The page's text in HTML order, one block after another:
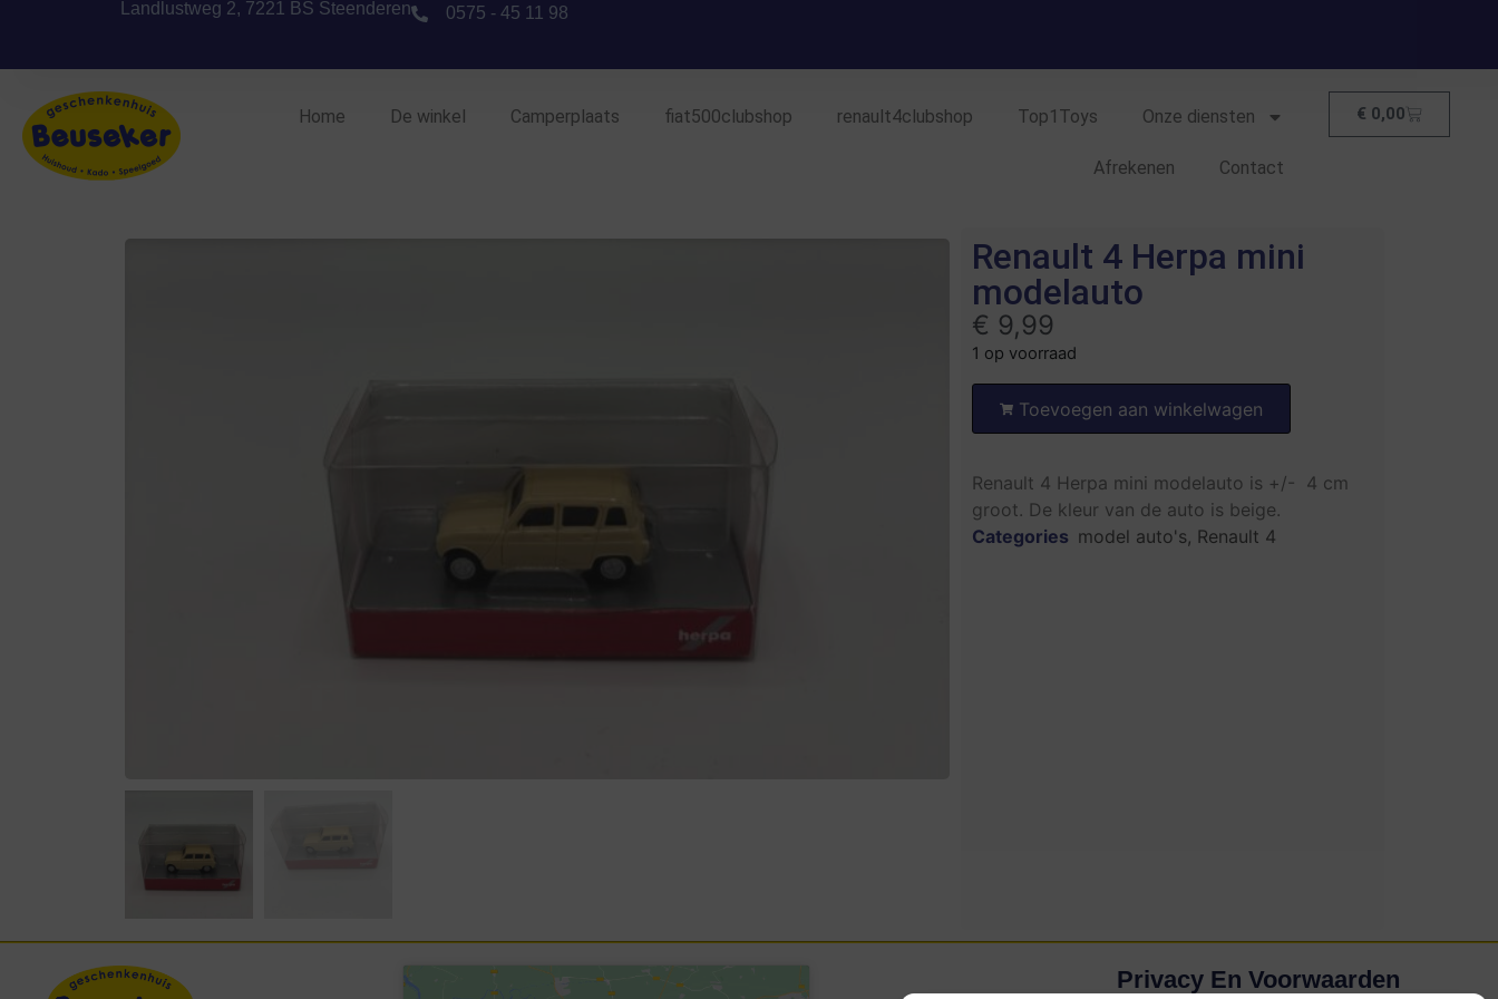
Landlustweg 2, 7221 BS Steenderen 0575 - 45 11 98
Home De winkel Camperplaats fiat500clubshop renault4clubshop Top1Toys Onze diensten
Afrekenen Contact
€ 0,00
Renault 4 Herpa mini
modelauto
€ 9,99
1 op voorraad
Toevoegen aan winkelwagen
Renault 4 Herpa mini modelauto is +/- 4 cm
groot. De kleur van de auto is beige.
Categories model auto's, Renault 4
Privacy En Voorwaarden